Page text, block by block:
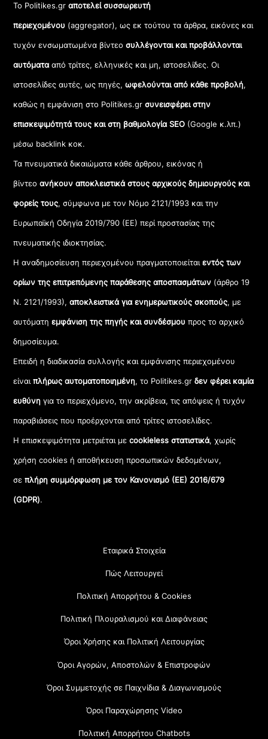
Το Politikes.grαποτελεί συσσωρευτή
περιεχομένου (aggregator), ως εκ τούτου τα άρθρα, εικόνες και
τυχόν ενσωματωμένα βίντεοσυλλέγονται και προβάλλονται
αυτόματααπό τρίτες, ελληνικές και μη, ιστοσελίδες. Οι
ιστοσελίδες αυτές, ως πηγές,ωφελούνται από κάθε προβολή,
καθώς η εμφάνιση στο Politikes.gr συνεισφέρει στην
επισκεψιμότητά τους και στη βαθμολογία SEO (Google κ.λπ.)
μέσω backlink κοκ.
Τα πνευματικά δικαιώματα κάθε άρθρου, εικόνας ή
βίντεοανήκουν αποκλειστικά στους αρχικούς δημιουργούς και
φορείς τους, σύμφωνα με τον Νόμο 2121/1993 και την
Ευρωπαϊκή Οδηγία 2019/790 (ΕΕ) περί προστασίας της
πνευματικής ιδιοκτησίας.
Η αναδημοσίευση περιεχομένου πραγματοποιείταιεντός των
ορίων της επιτρεπόμενης παράθεσης αποσπασμάτων (άρθρο 19
Ν. 2121/1993), αποκλειστικά για ενημερωτικούς σκοπούς, με
αυτόματηεμφάνιση της πηγής και συνδέσμου προς το αρχικό
δημοσίευμα.
Επειδή η διαδικασία συλλογής και εμφάνισης περιεχομένου
είναιπλήρως αυτοματοποιημένη, το Politikes.grδεν φέρει καμία
ευθύνη για το περιεχόμενο, την ακρίβεια, τις απόψεις ή τυχόν
παραβιάσεις που προέρχονται από τρίτες ιστοσελίδες.
Η επισκεψιμότητα μετριέται μεcookieless στατιστικά, χωρίς
χρήση cookies ή αποθήκευση προσωπικών δεδομένων,
σεπλήρη συμμόρφωση με τον Κανονισμό (ΕΕ) 2016/679
(GDPR).
Εταιρικά Στοιχεία
Πώς Λειτουργεί
Πολιτική Απορρήτου & Cookies
Πολιτική Πλουραλισμού και Διαφάνειας
Όροι Χρήσης και Πολιτική Λειτουργίας
Όροι Αγορών, Αποστολών & Επιστροφών
Όροι Συμμετοχής σε Παιχνίδια & Διαγωνισμούς
Όροι Παραχώρησης Video
Πολιτική Απορρήτου Chatbots